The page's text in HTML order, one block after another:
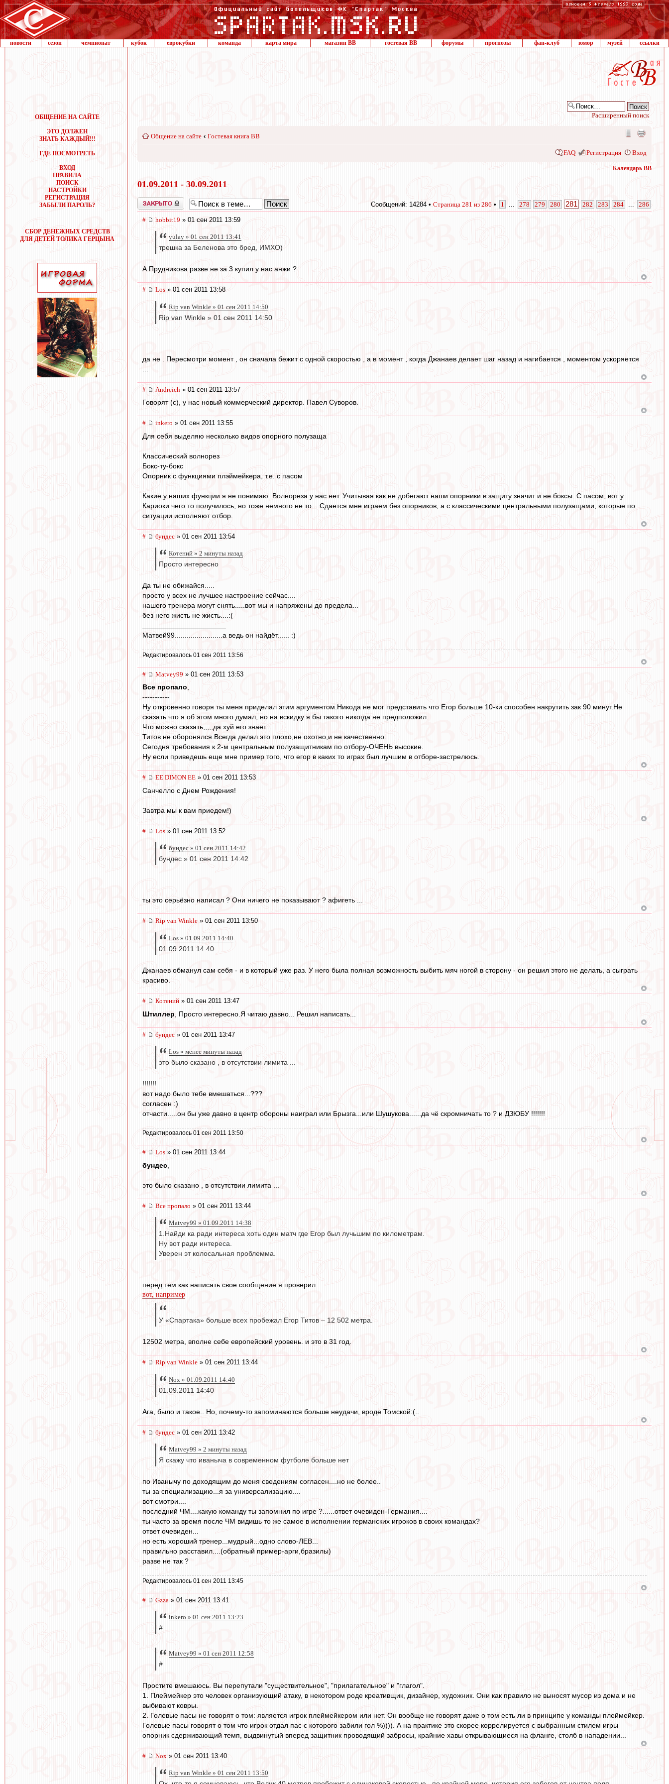
новости сезон чемпионат кубок еврокубки команда карта мира магазин ВВ гостевая ВВ форумы прогнозы фан-клуб юмор музей ссылки
ОБЩЕНИЕ НА САЙТЕ
ЭТО ДОЛЖЕН
ЗНАТЬ КАЖДЫЙ!!!
ГДЕ ПОСМОТРЕТЬ
ВХОД
ПРАВИЛА
ПОИСК
НАСТРОЙКИ
РЕГИСТРАЦИЯ
ЗАБЫЛИ ПАРОЛЬ?
СБОР ДЕНЕЖНЫХ СРЕДСТВ
ДЛЯ ДЕТЕЙ ТОЛИКА ГЕРЦЫНА
Расширенный поиск
Общение на сайте ‹ Гостевая книга ВВ
FAQ Регистрация Вход
Календарь ВВ
01.09.2011 - 30.09.2011
Закрыто Сообщений: 14284 • Страница 281 из 286 • 1 278 279 280 281 282 283 284 286
# hobbit19 » 01 сен 2011 13:59
yulay » 01 сен 2011 13:41
трешка за Беленова это бред, ИМХО)
А Прудникова разве не за 3 купил у нас анжи ?
# Los » 01 сен 2011 13:58
Rip van Winkle » 01 сен 2011 14:50
Rip van Winkle » 01 сен 2011 14:50
да не . Пересмотри момент , он сначала бежит с одной скоростью , а в момент , когда Джанаев делает шаг назад и нагибается , моментом ускоряется
# Andreich » 01 сен 2011 13:57
Говорят (с), у нас новый коммерческий директор. Павел Суворов.
# inkero » 01 сен 2011 13:55
Для себя выделяю несколько видов опорного полузаща
Классический волнорез
Бокс-ту-бокс
Опорник с функциями плэймейкера, т.е. с пасом
Какие у наших функции я не понимаю. Волнореза у нас нет. Учитывая как не добегают наши опорники в защиту значит и не боксы. С пасом, вот у
Кариоки чего то получилось, но тоже немного не то... Сдается мне играем без опорников, а с классическими центральными полузащами, которые по
ситуации исполняют отбор.
# бундес » 01 сен 2011 13:54
Котений » 2 минуты назад
Просто интересно
Да ты не обижайся.....
просто у всех не лучшее настроение сейчас....
нашего тренера могут снять.....вот мы и напряжены до предела...
без него жисть не жисть....:(
Матвей99........................а ведь он найдёт...... :)
Редактировалось 01 сен 2011 13:56
# Matvey99 » 01 сен 2011 13:53
Все пропало,
-----------
Ну откровенно говоря ты меня приделал этим аргументом.Никода не мог представить что Егор больше 10-ки способен накрутить зак 90 минут.Не
сказать что я об этом много думал, но на вскидку я бы такого никогда не предположил.
Что можно сказать,,,,,да хуй его знает...
Титов не оборонялся.Всегда делал это плохо,не охотно,и не качественно.
Сегодня требования к 2-м центральным полузащитникам по отбору-ОЧЕНЬ высокие.
Ну если приведешь еще мне пример того, что егор в каких то играх был лучшим в отборе-застрелюсь.
# EE DIMON EE » 01 сен 2011 13:53
Санчелло с Днем Рождения!
Завтра мы к вам приедем!)
# Los » 01 сен 2011 13:52
бундес » 01 сен 2011 14:42
бундес » 01 сен 2011 14:42
ты это серьёзно написал ? Они ничего не показывают ? афигеть ...
# Rip van Winkle » 01 сен 2011 13:50
Los » 01.09.2011 14:40
01.09.2011 14:40
Джанаев обманул сам себя - и в который уже раз. У него была полная возможность выбить мяч ногой в сторону - он решил этого не делать, а сыграть
красиво.
# Котений » 01 сен 2011 13:47
Штиллер , Просто интересно.Я читаю давно... Решил написать...
# бундес » 01 сен 2011 13:47
Los » менее минуты назад
это было сказано , в отсутствии лимита ...
!!!!!!!
вот надо было тебе вмешаться...???
согласен :)
отчасти.....он бы уже давно в центр обороны наиграл или Брызга...или Шушукова......да чё скромничать то ? и ДЗЮБУ !!!!!!!
Редактировалось 01 сен 2011 13:50
# Los » 01 сен 2011 13:44
бундес
это было сказано , в отсутствии лимита ...
# Все пропало » 01 сен 2011 13:44
Matvey99 » 01.09.2011 14:38
1.Найди ка ради интереса хоть один матч где Егор был лучьшим по километрам.
Ну вот ради интереса.
Уверен эт колосальная проблемма.
перед тем как написать свое сообщение я проверил
вот, например
У «Спартака» больше всех пробежал Егор Титов – 12 502 метра.
12502 метра, вполне себе европейский уровень. и это в 31 год.
# Rip van Winkle » 01 сен 2011 13:44
Nox » 01.09.2011 14:40
01.09.2011 14:40
Ага, было и такое.. Но, почему-то запоминаются больше неудачи, вроде Томской:(..
# бундес » 01 сен 2011 13:42
Matvey99 » 2 минуты назад
Я скажу что иваныча в современном футболе больше нет
по Иванычу по доходящим до меня сведениям согласен....но не более..
ты за специализацию...я за универсализацию....
вот смотри....
последний ЧМ....какую команду ты запомнил по игре ?......ответ очевиден-Германия....
ты часто за время после ЧМ видишь то же самое в исполнении германских игроков в своих командах?
ответ очевиден...
но есть хороший тренер...мудрый...одно слово-ЛЕВ...
правильно расставил....(обратный пример-арги,бразилы)
разве не так ?
Редактировалось 01 сен 2011 13:45
# Gzza » 01 сен 2011 13:41
inkero » 01 сен 2011 13:23
#
Matvey99 » 01 сен 2011 12:58
#
Простите вмешаюсь. Вы перепутали "существительное", "прилагательное" и "глагол".
1. Плеймейкер это человек организующий атаку, в некотором роде креативщик, дизайнер, художник. Они как правило не выносят мусор из дома и не
выбивают ковры.
2. Голевые пасы не говорят о том: является игрок плеймейкером или нет. Он вообще не говорят даже о том есть ли в принципе у команды плеймейкер.
Голевые пасы говорят о том что игрок отдал пас с которого забили гол %)))). А на практике это скорее коррелируется с выбранным стилем игры
опорник сдерживающий темп, выдвинутый вперед защитник проводящий забросы, крайние хавы открывающиеся на фланге, столб в нападении...
# Nox » 01 сен 2011 13:40
Rip van Winkle » 01 сен 2011 13:50